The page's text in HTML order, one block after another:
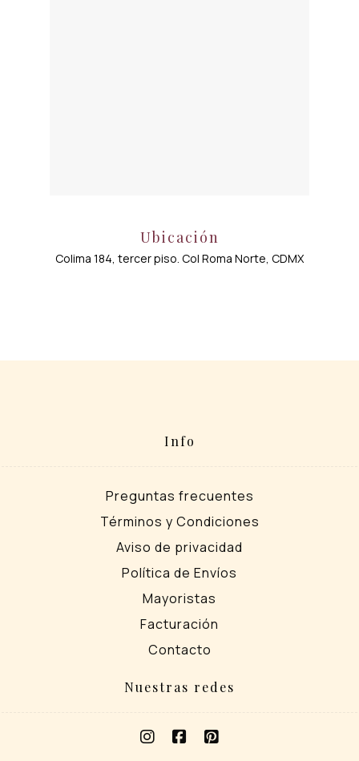
Ubicación
Colima 184, tercer piso. Col Roma Norte, CDMX
Info
Preguntas frecuentes
Términos y Condiciones
Aviso de privacidad
Política de Envíos
Mayoristas
Facturación
Contacto
Nuestras redes